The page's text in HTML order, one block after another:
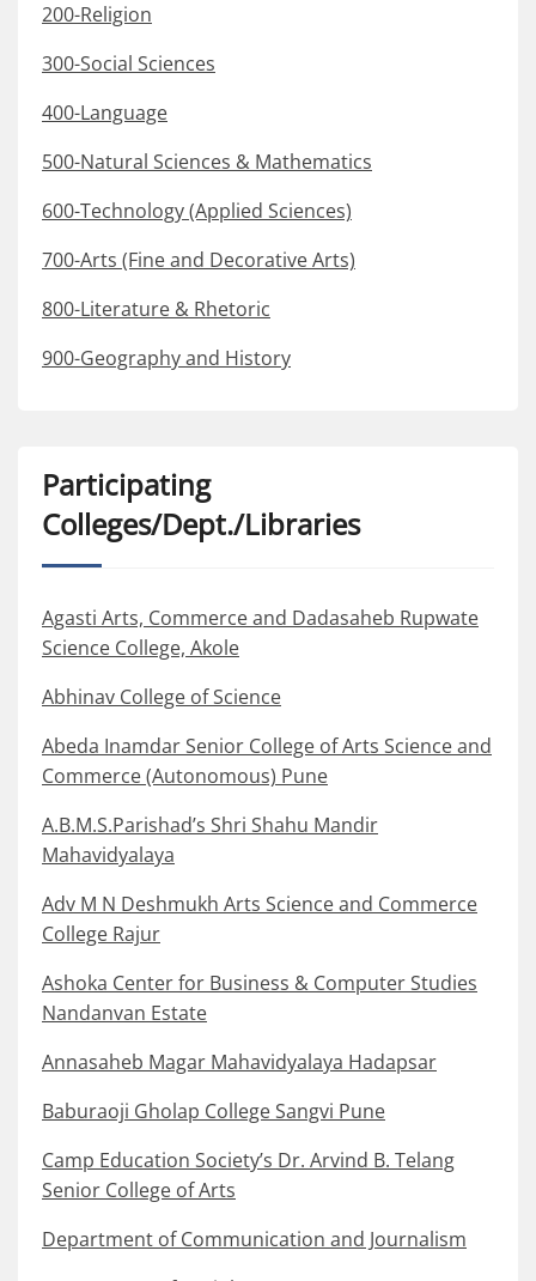
200-Religion
300-Social Sciences
400-Language
500-Natural Sciences & Mathematics
600-Technology (Applied Sciences)
700-Arts (Fine and Decorative Arts)
800-Literature & Rhetoric
900-Geography and History
Participating
Colleges/Dept./Libraries
Agasti Arts, Commerce and Dadasaheb Rupwate
Science College, Akole
Abhinav College of Science
Abeda Inamdar Senior College of Arts Science and
Commerce (Autonomous) Pune
A.B.M.S.Parishad’s Shri Shahu Mandir
Mahavidyalaya
Adv M N Deshmukh Arts Science and Commerce
College Rajur
Ashoka Center for Business & Computer Studies
Nandanvan Estate
Annasaheb Magar Mahavidyalaya Hadapsar
Baburaoji Gholap College Sangvi Pune
Camp Education Society’s Dr. Arvind B. Telang
Senior College of Arts
Department of Communication and Journalism